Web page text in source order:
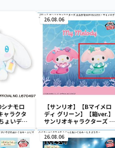
シナモロ
ャラクタ
ょいデカ
26.08.06
【サンリオ】【Bマイメロ
ディ グリーン】【箱ver.】
サンリオキャラクターズ お
おきなSOFVIMATES～マ
イメロディ マーメイドver.
～
26.08.06